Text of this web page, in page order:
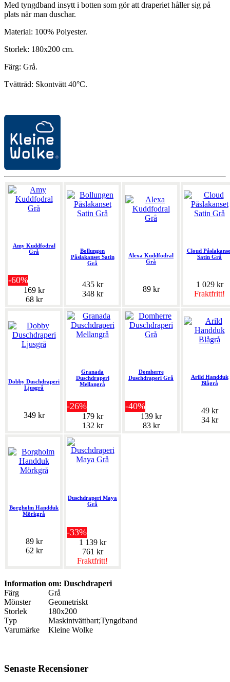
Med tyngdband insytt i botten som gör att draperiet håller sig på
plats när man duschar.
Material: 100% Polyester.
Storlek: 180x200 cm.
Färg: Grå.
Tvättråd: Skontvätt 40°C.
Amy Kuddfodral
Grå
-60%
169 kr
68 kr
Bollungen
Påslakanset Satin
Grå
435 kr
348 kr
Alexa Kuddfodral
Grå
89 kr
Cloud
Satin Grå
1 029 kr
Fraktfritt!
Dobby Duschdraperi
Ljusgrå
349 kr
Granada
Duschdraperi
Mellangrå
-26%
179 kr
132 kr
Domherre
Duschdraperi Grå
-40%
139 kr
83 kr
Arild Handduk
Blågrå
49 kr
34 kr
Borgholm Handduk
Mörkgrå
89 kr
62 kr
Duschdraperi Maya
Grå
-33%
1 139 kr
761 kr
Fraktfritt!
Information om: Duschdraperi
Färg
Grå
Mönster
Geometriskt
Storlek
180x200
Typ
Maskintvättbart;Tyngdband
Varumärke
Kleine Wolke
Senaste Recensioner